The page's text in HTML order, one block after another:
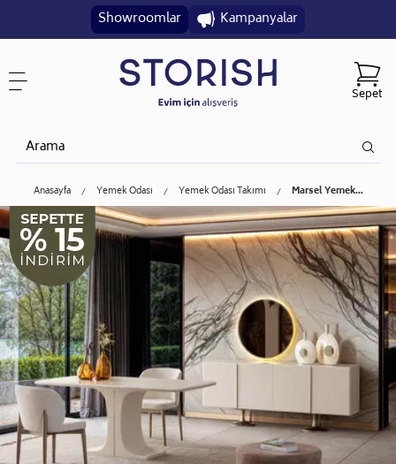
Showroomlar Kampanyalar
Sepet
Anasayfa Yemek Odası Yemek Odası Takımı Marsel Yemek...